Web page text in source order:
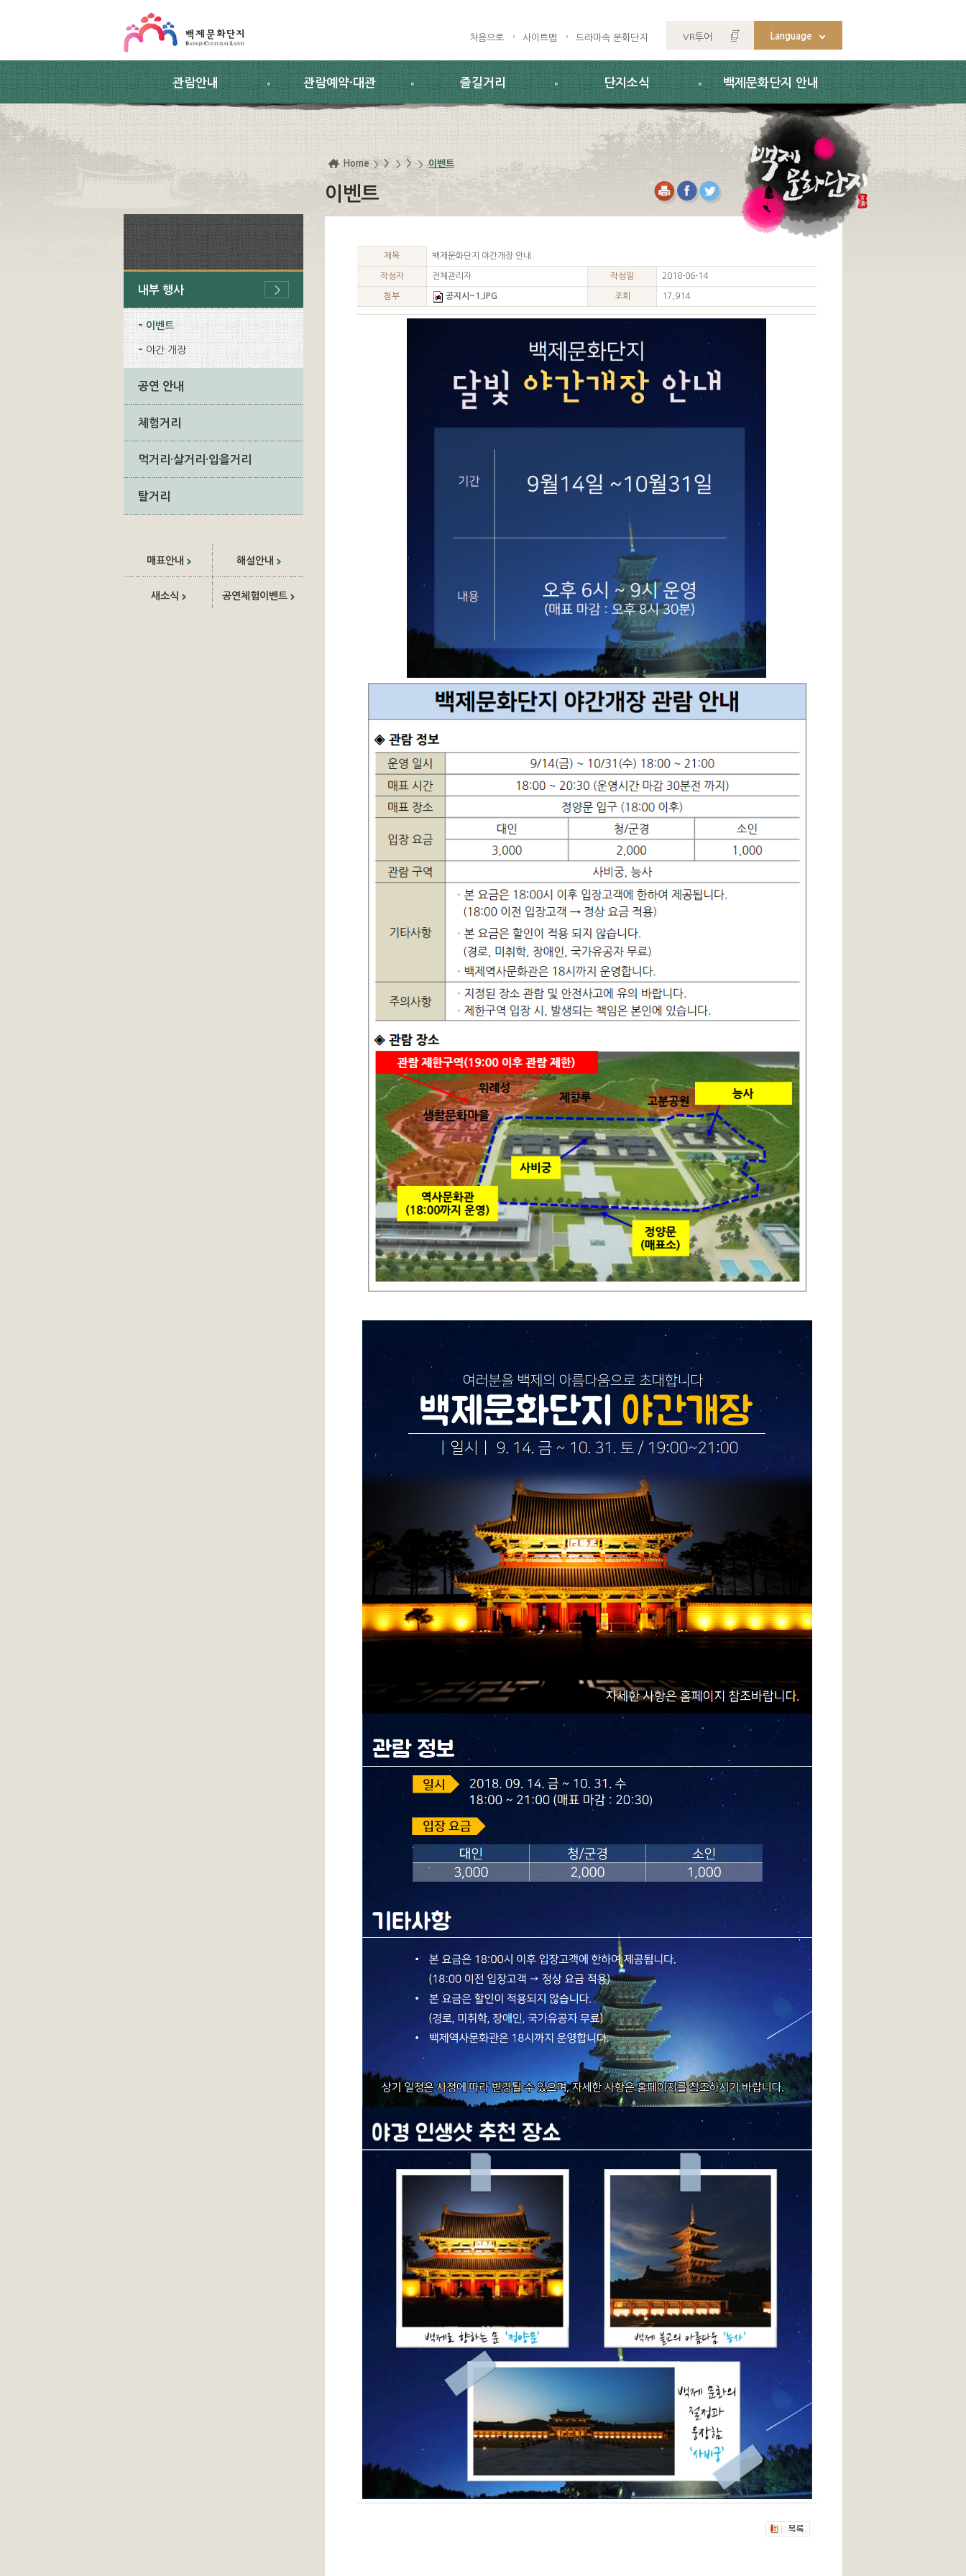
처음으로 사이트맵 드라마속 문화단지 VR투어 Language
관람안내 관람예약·대관 즐길거리 단지소식 백제문화단지 안내
내부 행사
이벤트
야간 개장
공연 안내
체험거리
먹거리·살거리·입을거리
탈거리
매표안내 해설안내
새소식 공연체험이벤트
Home > > 이벤트
이벤트
제목 백제문화단지 야간개장 안내
작성자 전체관리자 작성일 2018-06-14
첨부 공지시~1.JPG 조회 17,914